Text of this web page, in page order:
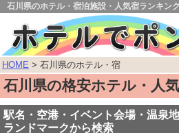
石川県のホテル・宿泊施設・人気宿ランキン
HOME > 石川県のホテル・宿
石川県の格安ホテル・人
駅名・空港・イベント会場・温泉
ランドマークから検索